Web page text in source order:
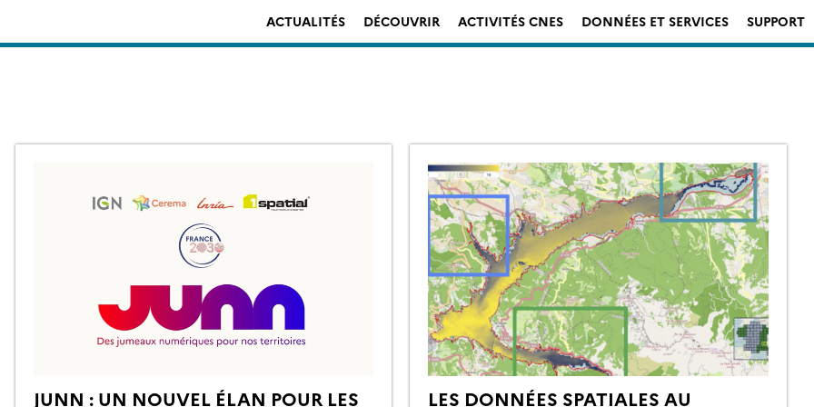
ACTUALITÉS DÉCOUVRIR ACTIVITÉS CNES DONNÉES ET SERVICES SUPPORT
JUNN : UN NOUVEL ÉLAN POUR LES
LES DONNÉES SPATIALES AU